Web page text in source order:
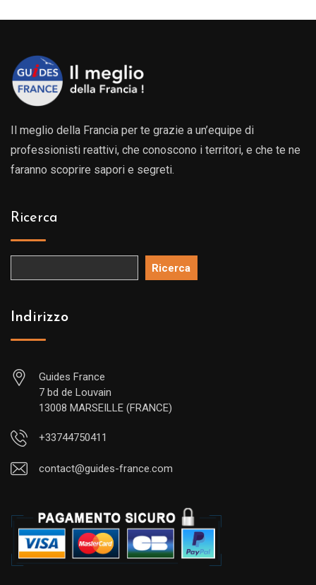
Il meglio della Francia per te grazie a un’equipe di
professionisti reattivi, che conoscono i territori, e che te ne
faranno scoprire sapori e segreti.
Ricerca
Ricerca
Indirizzo
Guides France
7 bd de Louvain
13008 MARSEILLE (FRANCE)
+33744750411
contact@guides-france.com